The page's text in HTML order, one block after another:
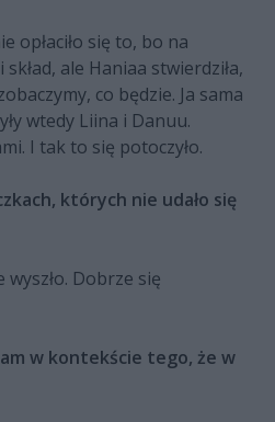
opłaciło się to, bo na
ale Haniaa stwierdziła,
co będzie. Ja sama
wtedy Liina i Danuu.
I tak to się potoczyło.
których nie udało się
Dobrze się
w kontekście tego, że w